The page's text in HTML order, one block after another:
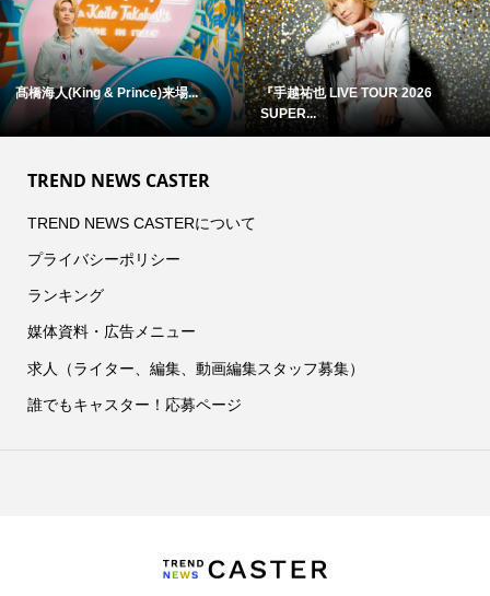
髙橋海人(King & Prince)来場...
『手越祐也 LIVE TOUR 2026
SUPER...
TREND NEWS CASTER
TREND NEWS CASTERについて
プライバシーポリシー
ランキング
媒体資料・広告メニュー
求人（ライター、編集、動画編集スタッフ募集）
誰でもキャスター！応募ページ